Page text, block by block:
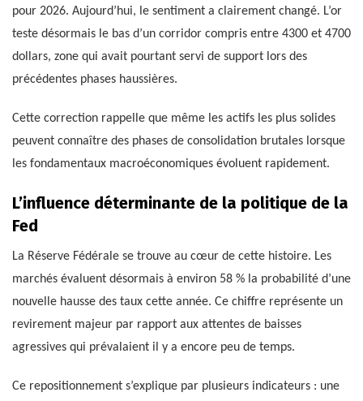
pour 2026. Aujourd’hui, le sentiment a clairement changé. L’or
teste désormais le bas d’un corridor compris entre 4300 et 4700
dollars, zone qui avait pourtant servi de support lors des
précédentes phases haussières.
Cette correction rappelle que même les actifs les plus solides
peuvent connaître des phases de consolidation brutales lorsque
les fondamentaux macroéconomiques évoluent rapidement.
L’influence déterminante de la politique de la
Fed
La Réserve Fédérale se trouve au cœur de cette histoire. Les
marchés évaluent désormais à environ 58 % la probabilité d’une
nouvelle hausse des taux cette année. Ce chiffre représente un
revirement majeur par rapport aux attentes de baisses
agressives qui prévalaient il y a encore peu de temps.
Ce repositionnement s’explique par plusieurs indicateurs : une